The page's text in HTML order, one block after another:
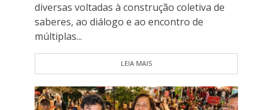
diversas voltadas à construção coletiva de
saberes, ao diálogo e ao encontro de
múltiplas...
LEIA MAIS